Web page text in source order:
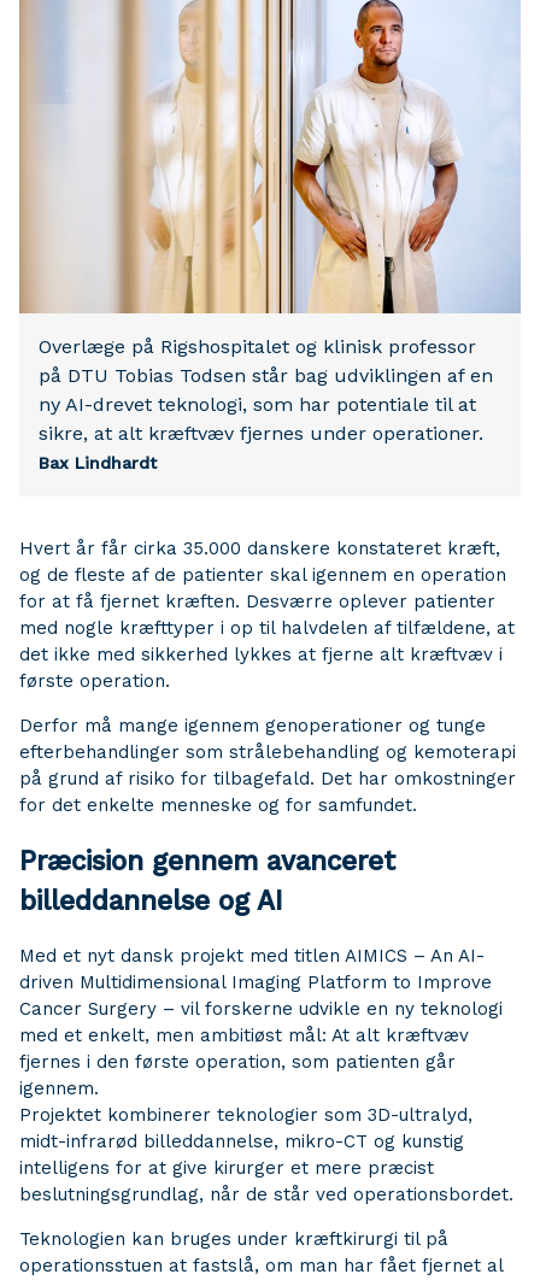
Overlæge på Rigshospitalet og klinisk professor
på DTU Tobias Todsen står bag udviklingen af en
ny AI-drevet teknologi, som har potentiale til at
sikre, at alt kræftvæv fjernes under operationer.
Bax Lindhardt
Hvert år får cirka 35.000 danskere konstateret kræft,
og de fleste af de patienter skal igennem en operation
for at få fjernet kræften. Desværre oplever patienter
med nogle kræfttyper i op til halvdelen af tilfældene, at
det ikke med sikkerhed lykkes at fjerne alt kræftvæv i
første operation.
Derfor må mange igennem genoperationer og tunge
efterbehandlinger som strålebehandling og kemoterapi
på grund af risiko for tilbagefald. Det har omkostninger
for det enkelte menneske og for samfundet.
Præcision gennem avanceret
billeddannelse og AI
Med et nyt dansk projekt med titlen AIMICS – An AI-
driven Multidimensional Imaging Platform to Improve
Cancer Surgery – vil forskerne udvikle en ny teknologi
med et enkelt, men ambitiøst mål: At alt kræftvæv
fjernes i den første operation, som patienten går
igennem.
Projektet kombinerer teknologier som 3D-ultralyd,
midt-infrarød billeddannelse, mikro-CT og kunstig
intelligens for at give kirurger et mere præcist
beslutningsgrundlag, når de står ved operationsbordet.
Teknologien kan bruges under kræftkirurgi til på
operationsstuen at fastslå, om man har fået fjernet al